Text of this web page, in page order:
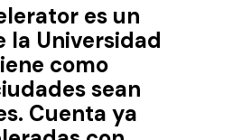
es un
la Universidad
como
sean
Cuenta ya